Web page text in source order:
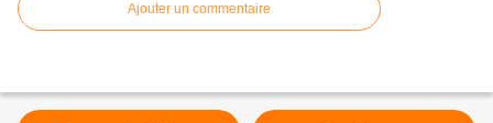
Ajouter un commentaire